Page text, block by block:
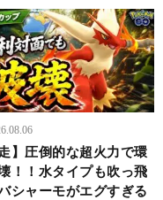
走】圧倒的な超火力で環
！！水タイプも吹っ飛
シャーモがエグすぎる